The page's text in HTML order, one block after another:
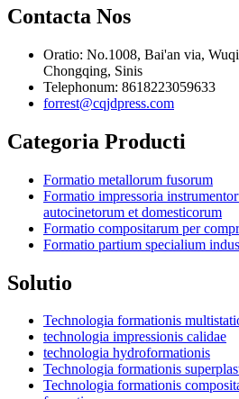
Contacta Nos
Oratio: No.1008, Bai'an via,
Chongqing, Sinis
Telephonum: 8618223059633
forrest@cqjdpress.com
Categoria Producti
Formatio metallorum fusorum
Formatio impressoria
autocinetorum et domesticorum
Formatio compositarum per
Formatio partium specialium
Solutio
Technologia formationis
technologia impressionis calidae
technologia hydroformationis
Technologia formationis
Technologia formationis